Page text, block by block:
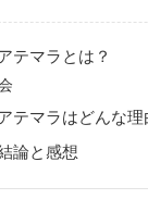
テマラとは？
テマラはどんな
論と感想